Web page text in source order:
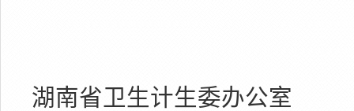
湖南省卫生计生委办公室